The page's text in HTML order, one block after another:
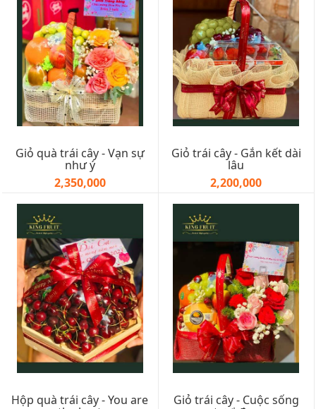
Giỏ quà trái cây - Vạn sự
như ý
2,350,000
Giỏ trái cây - Gắn kết dài
lâu
2,200,000
Hộp quà trái cây - You are Giỏ trái cây - Cuộc sống